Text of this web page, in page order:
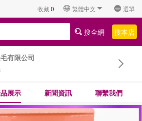
收藏0 繁體中文 選單
有限公司
搜全網 搜本店
展示 新聞資訊 聯繫我們